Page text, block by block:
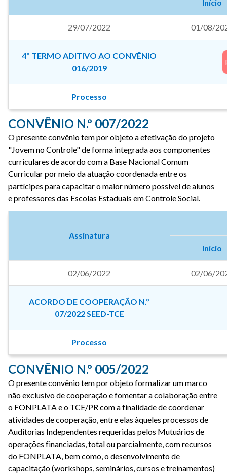
Início
29/07/2022 01/08/
4º TERMO ADITIVO AO CONVÊNIO
016/2019
Processo
CONVÊNIO N.º 007/2022
O presente convênio tem por objeto a efetivação do projeto
"Jovem no Controle" de forma integrada aos componentes
curriculares de acordo com a Base Nacional Comum
Curricular por meio da atuação coordenada entre os
partícipes para capacitar o maior número possível de alunos
e professores das Escolas Estaduais em Controle Social.
Assinatura
Início
02/06/2022 02/06/
ACORDO DE COOPERAÇÃO N.º
07/2022 SEED-TCE
Processo
CONVÊNIO N.º 005/2022
O presente convênio tem por objeto formalizar um marco
não exclusivo de cooperação e fomentar a colaboração entre
o FONPLATA e o TCE/PR com a finalidade de coordenar
atividades de cooperação, entre elas àqueles processos de
Auditorias Independentes requeridas pelos Mutuários de
operações financiadas, total ou parcialmente, com recursos
do FONPLATA, bem como, o desenvolvimento de
capacitação (workshops, seminários, cursos e treinamentos)